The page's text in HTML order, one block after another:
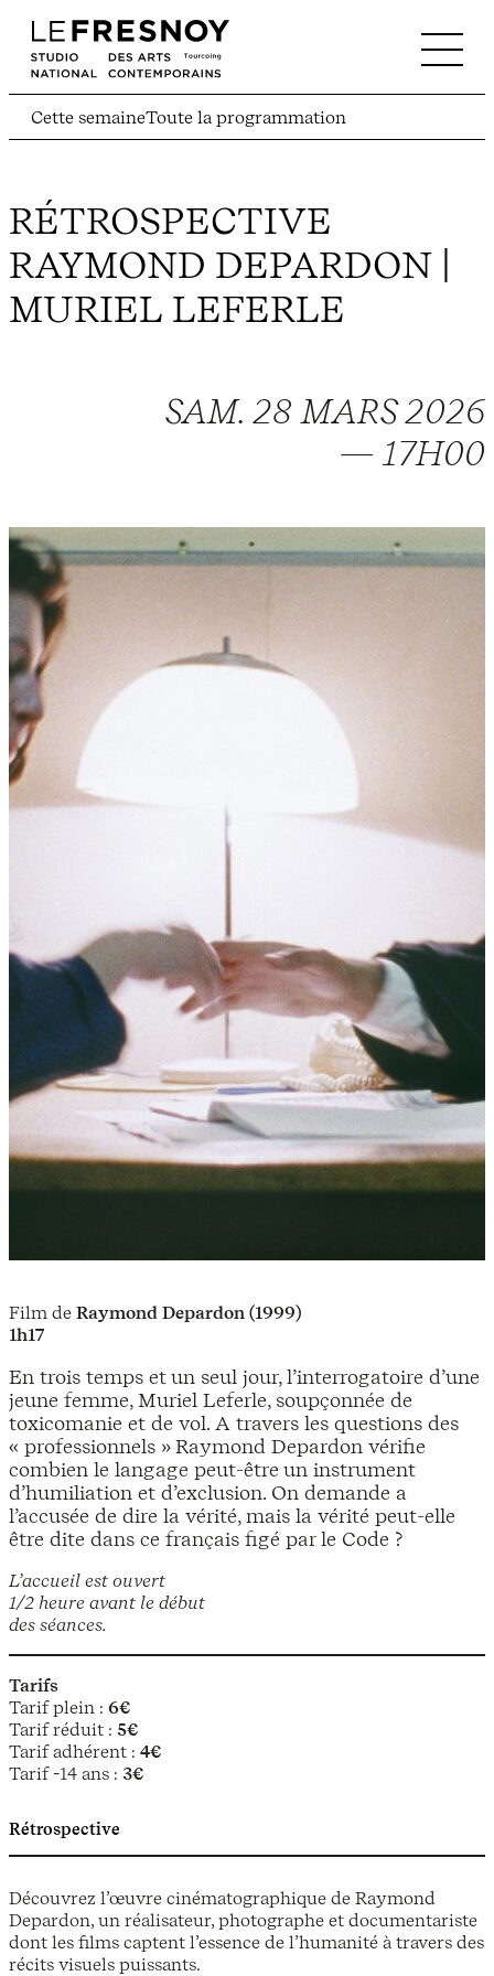
Cette semaineToute la programmation
RÉTROSPECTIVE
RAYMOND DEPARDON |
MURIEL LEFERLE
SAM. 28 MARS 2026
— 17H00
L’accueil est ouvert
1/2 heure avant le début
des séances.
Tarifs
Tarif plein : 6€
Tarif réduit : 5€
Tarif adhérent : 4€
Tarif -14 ans : 3€
Film de Raymond Depardon (1999)
1h17
En trois temps et un seul jour, l’interrogatoire d’une
jeune femme, Muriel Leferle, soupçonnée de
toxicomanie et de vol. A travers les questions des
« professionnels » Raymond Depardon vérifie
combien le langage peut-être un instrument
d’humiliation et d’exclusion. On demande a
l’accusée de dire la vérité, mais la vérité peut-elle
être dite dans ce français figé par le Code ?
Rétrospective
Découvrez l’œuvre cinématographique de Raymond
Depardon, un réalisateur, photographe et documentariste
dont les films captent l’essence de l’humanité à travers des
récits visuels puissants.